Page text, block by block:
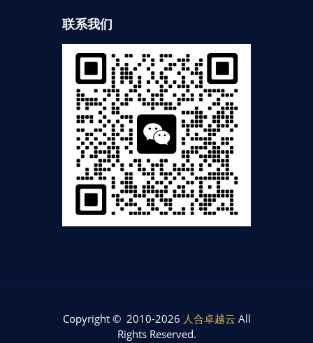
联系我们
Copyright © 2010-2026 人合卓越云 All
Rights Reserved.